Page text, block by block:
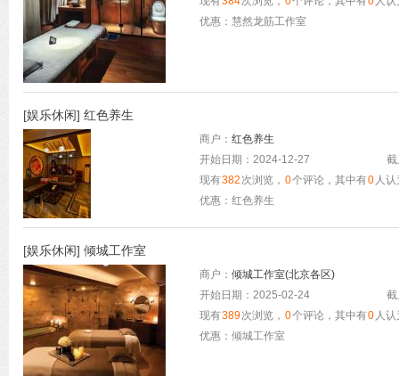
优惠：慧然龙筋工作室
[娱乐休闲] 红色养生
商户： 红色养生
开始日期：2024-12-27
现有382 次浏览， 0个评论，其中有0 人
优惠：红色养生
[娱乐休闲] 倾城工作室
商户： 倾城工作室(北京各区)
开始日期：2025-02-24
现有389次浏览， 0个评论，其中有0 人
优惠：倾城工作室